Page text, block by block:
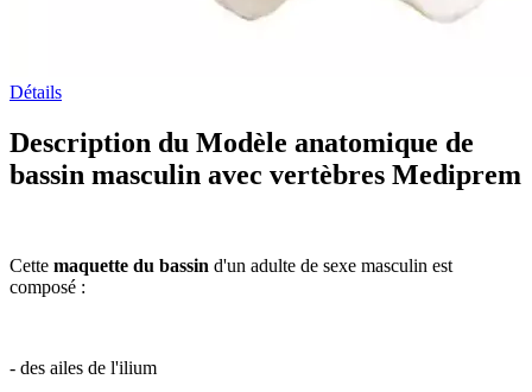
Détails
Description du Modèle anatomique de
bassin masculin avec vertèbres Mediprem
Cette maquette du bassin d'un adulte de sexe masculin est
composé :
- des ailes de l'ilium